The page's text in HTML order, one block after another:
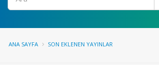
ANA SAYFA SON EKLENEN YAYINLAR